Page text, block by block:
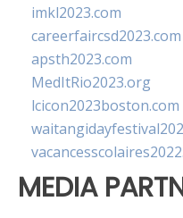
imkl2023.com
careerfaircsd2023.com
apsth2023.com
MedItRio2023.org
lcicon2023boston.com
MEDIA